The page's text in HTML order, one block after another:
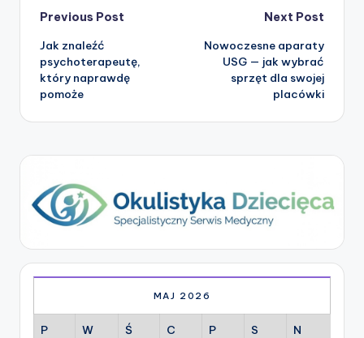
Post
navigation
Previous Post
Jak znaleźć
psychoterapeutę,
który naprawdę
pomoże
Next Post
Nowoczesne aparaty
USG — jak wybrać
sprzęt dla swojej
placówki
MAJ 2026
P W Ś C P S N